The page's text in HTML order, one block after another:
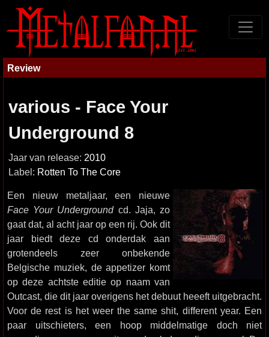
Review
various - Face Your
Underground 8
Jaar van release: 2010
Label: Rotten To The Core
Een nieuw metaljaar, een nieuwe
Face Your Undergroundcd. Jaja, zo
gaat dat, al acht jaar op een rij. Ook dit
jaar biedt deze cd onderdak aan
grotendeels zeer onbekende
Belgische muziek, de appetizer komt
op deze achtste editie op naam van
Outcast, die dit jaar overigens het debuut heeeft uitgebracht.
Voor de rest is het weer the same shit, different year. Een
paar uitschieters, een hoop middelmatige doch niet